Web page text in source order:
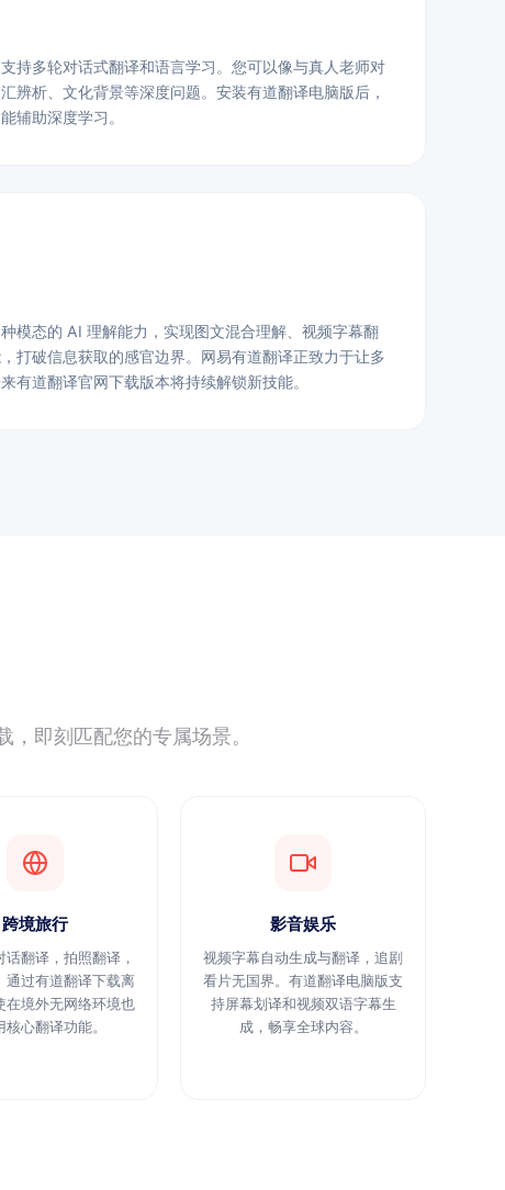
持多轮对话式翻译和语言学习。您可以像与真人老师对
辨析、文化背景等深度问题。安装有道翻译电脑版后，
辅助深度学习。
模态的 AI 理解能力，实现图文混合理解、视频字幕翻
打破信息获取的感官边界。网易有道翻译正致力于让多
有道翻译官网下载版本将持续解锁新技能。
即刻匹配您的专属场景。
跨境旅行
话翻译，拍照翻译，
通过有道翻译下载离
在境外无网络环境也
核心翻译功能。
影音娱乐
视频字幕自动生成与翻译，追剧
看片无国界。有道翻译电脑版支
持屏幕划译和视频双语字幕生
成，畅享全球内容。